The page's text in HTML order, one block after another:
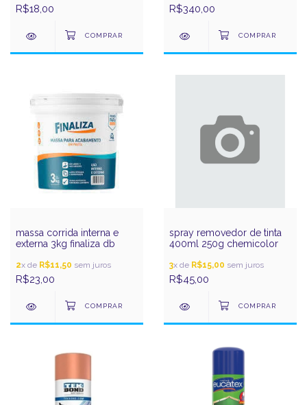
R$18,00 R$340,00
massa corrida interna e
externa 3kg finaliza db
2x de R$11,50 sem juros
R$23,00
spray removedor de tinta
400ml 250g chemicolor
3x de R$15,00 sem juros
R$45,00